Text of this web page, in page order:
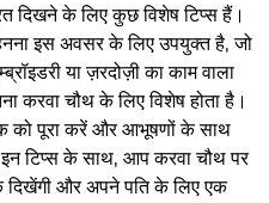
दिखने के लिए कुछ विशेष टिप्स हैं।
इस अवसर के लिए उपयुक्त है, जो
या ज़रदोज़ी का काम वाला
करवा चौथ के लिए विशेष होता है।
को पूरा करें और आभूषणों के साथ
टिप्स के साथ, आप करवा चौथ पर
और अपने पति के लिए एक